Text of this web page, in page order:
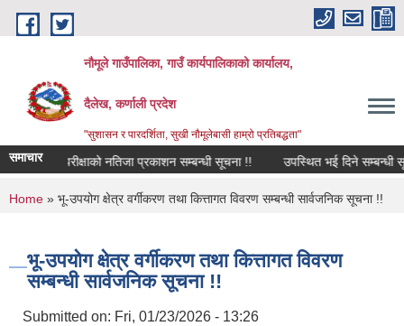
Skip to main content
नौमूले गाउँपालिका, गाउँ कार्यपालिकाको कार्यालय,
दैलेख, कर्णाली प्रदेश
"सुशासन र पारदर्शिता, सुखी नौमूलेबासी हाम्रो प्रतिबद्धता"
समाचार
परीक्षाको नतिजा प्रकाशन सम्बन्धी सूचना !! उपस्थित भई दिने सम्बन्धी सूचना !!
You are here
Home » भू-उपयोग क्षेत्र वर्गीकरण तथा कित्तागत विवरण सम्बन्धी सार्वजनिक सूचना !!
भू-उपयोग क्षेत्र वर्गीकरण तथा कित्तागत विवरण
सम्बन्धी सार्वजनिक सूचना !!
Submitted on: Fri, 01/23/2026 - 13:26